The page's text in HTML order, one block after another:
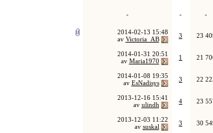
- - -
2014-02-13 15:48
av Victoria_AB 3 23
2014-01-31 20:51
av Maria1970 1 21
2014-01-08 19:35
av EsNadisys 3 22
2013-12-16 15:41
av ulindh 4 23
2013-12-03 11:22
av suskal 3 30